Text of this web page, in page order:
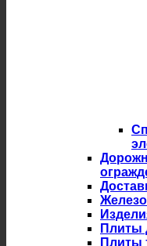
Плиты
Плиты